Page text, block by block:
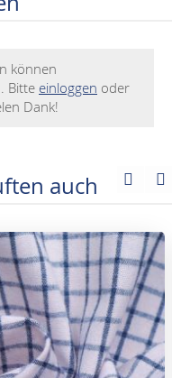
können
Bitte einloggen oder
Dank!
auch